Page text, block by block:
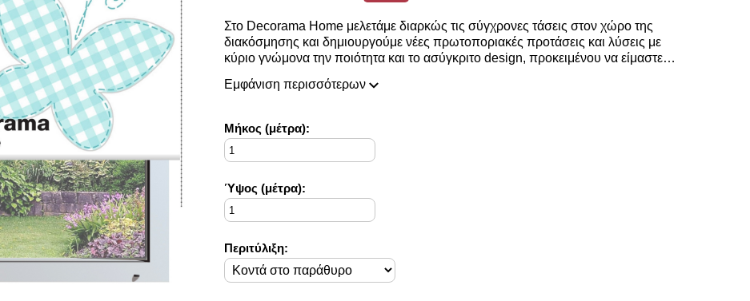
Στο Decorama Home μελετάμε διαρκώς τις σύγχρονες τάσεις στον χώρο της
διακόσμησης και δημιουργούμε νέες πρωτοποριακές προτάσεις και λύσεις με
κύριο γνώμονα την ποιότητα και το ασύγκριτο design, προκειμένου να είμαστε
Η συλλογή μας ανανεώνεται ριζικά κάθε σεζόν και εμπλουτίζεται με φρέσκες
Στο Decorama Home έχουμε ως στόχο να χαρίσουμε χρώμα και ασύγκριτο στυλ
στο προσωπικό σας χώρο και να τον αναδείξουμε με τον πιο όμορφο τρόπο!
Εμφάνιση περισσότερων
Mήκος (μέτρα):
Ύψος (μέτρα):
Περιτύλιξη: